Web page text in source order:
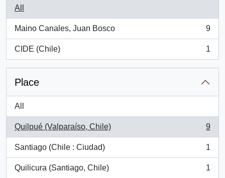
All
Maino Canales, Juan Bosco
, 9 results
9
CIDE (Chile)
, 1 results
1
Place
All
Quilpué (Valparaíso, Chile)
, 9 results
9
Santiago (Chile : Ciudad)
, 1 results
1
Quilicura (Santiago, Chile)
, 1 results
1